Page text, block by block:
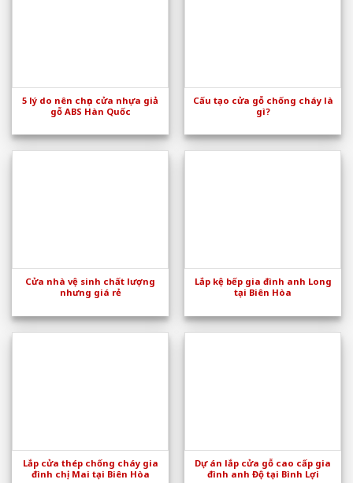
5 lý do nên chọn cửa nhựa giả
gỗ ABS Hàn Quốc
Cấu tạo cửa gỗ chống cháy là
gì?
Cửa nhà vệ sinh chất lượng
nhưng giá rẻ
Lắp kệ bếp gia đình anh Long
tại Biên Hòa
Lắp cửa thép chống cháy gia
đình chị Mai tại Biên Hòa
Dự án lắp cửa gỗ cao cấp gia
đình anh Độ tại Bình Lợi